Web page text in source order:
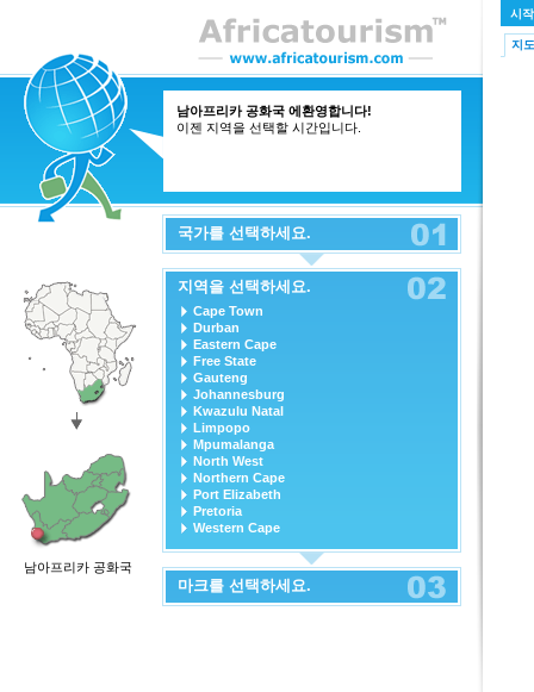
남아프리카 공화국 에환영합니다!
이젠 지역을 선택할 시간입니다.
남아프리카 공화국
국가를 선택하세요.
지역을 선택하세요.
Cape Town
Durban
Eastern Cape
Free State
Gauteng
Johannesburg
Kwazulu Natal
Limpopo
Mpumalanga
North West
Northern Cape
Port Elizabeth
Pretoria
Western Cape
마크를 선택하세요.
시작
지도